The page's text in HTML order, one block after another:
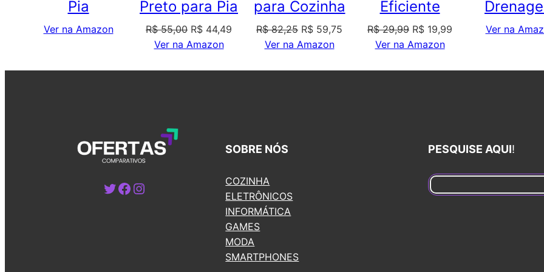
Pia
Ver na Amazon
Preto para Pia
R$55,00 O
preço
era:
R$ 44,49
é:
Ver na Amazon
para Cozinha
R$82,25 O
preço
era:
R$ 59,75
é:
Ver na Amazon
Eficiente
R$29,99 O
preço
era:
R$ 19,99
é:
Ver na Amazon
Ver na
Twitter Facebook Instagram
SOBRE NÓS
COZINHA
ELETRÔNICOS
INFORMÁTICA
GAMES
MODA
SMARTPHONES
PESQUISE AQUI!
S
e